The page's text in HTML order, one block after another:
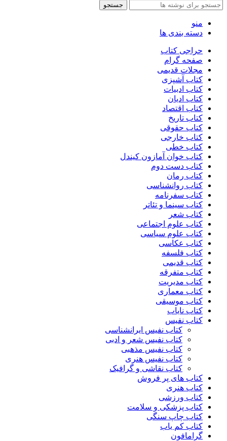
جستجو
منو
دسته بندی ها
حراجی کتاب
صفحه گرام
مجلات قدیمی
کتاب آشپزی
کتاب ادبیات
کتاب ادیان
کتاب اقتصاد
کتاب تاریخ
کتاب حقوقی
کتاب خارجی
کتاب خطی
کتاب خوان آمازون کیندل
کتاب دست دوم
کتاب رمان
کتاب روانشناسی
کتاب سفرنامه
کتاب سینما و تئاتر
کتاب شعر
کتاب علوم اجتماعی
کتاب علوم سیاسی
کتاب عکاسی
کتاب فلسفه
کتاب قدیمی
کتاب متفرقه
کتاب مدیریت
کتاب معماری
کتاب موسیقی
کتاب نایاب
کتاب نفیس
کتاب نفیس ایرانشناسی
کتاب نفیس شعر و ادبی
کتاب نفیس مذهبی
کتاب نفیس هنری
کتاب نقاشی و گرافیک
کتاب های پر فروش
کتاب هنری
کتاب ورزشی
کتاب پزشکی و سلامت
کتاب چاپ سنگی
کتاب کم یاب
گرامافون